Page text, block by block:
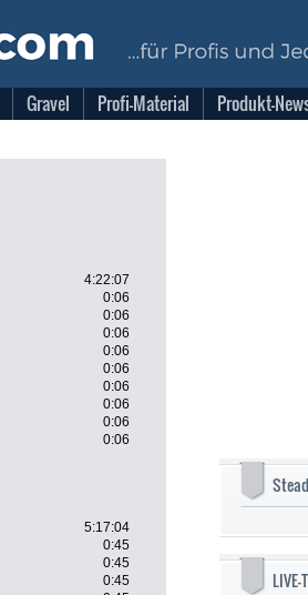
Gravel Profi-Material Produkt-
4:22:07
0:06
0:06
0:06
0:06
0:06
0:06
0:06
0:06
0:06
5:17:04
0:45
0:45
0:45
LIVE-